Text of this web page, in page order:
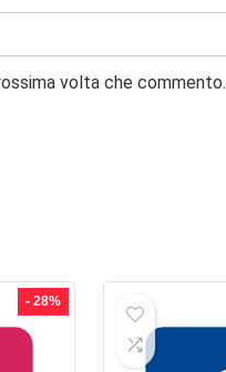
volta che commento.
- 28%